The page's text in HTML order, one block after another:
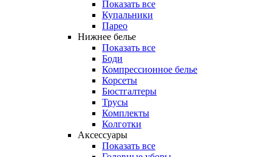
Показать все
Купальники
Парео
Нижнее белье
Показать все
Боди
Компрессионное белье
Корсеты
Бюстгалтеры
Трусы
Комплекты
Колготки
Аксессуары
Показать все